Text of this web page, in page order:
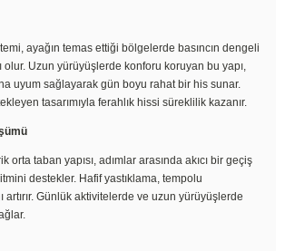
ayağın temas ettiği bölgelerde basıncın dengeli
olur. Uzun yürüyüşlerde konforu koruyan bu yapı,
uyum sağlayarak gün boyu rahat bir his sunar.
tasarımıyla ferahlık hissi süreklilik kazanır.
taban yapısı, adımlar arasında akıcı bir geçiş
destekler. Hafif yastıklama, tempolu
artırır. Günlük aktivitelerde ve uzun yürüyüşlerde